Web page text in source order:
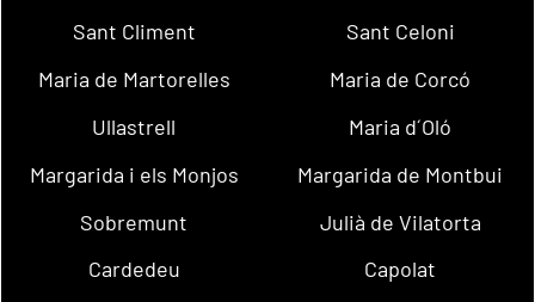
Sant Climent
Sant Celoni
Maria de Martorelles
Maria de Corcó
Ullastrell
Maria d´Oló
Margarida i els Monjos
Margarida de Montbui
Sobremunt
Julià de Vilatorta
Cardedeu
Capolat